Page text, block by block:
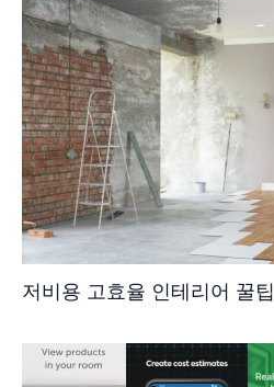
저비용 고효율 인테리어 꿀팁